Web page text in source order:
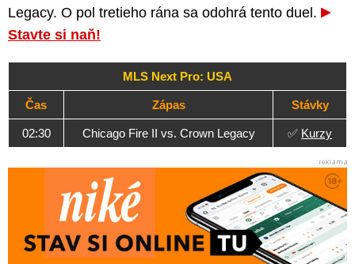
Legacy. O pol tretieho rána sa odohrá tento duel.
Stavte si naň!
MLS Next Pro: USA
Čas Zápas Stávky
02:30 Chicago Fire II vs. Crown Legacy ✅ Kurzy